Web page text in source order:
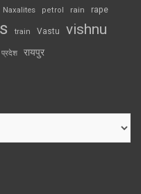
Naxalites petrol rain rape
train Vastu vishnu
प्रदेश रायपुर